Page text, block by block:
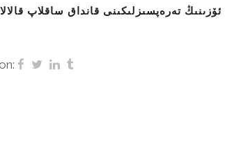
تەرەپسىزلىكىنى قانداق ساقلاپ